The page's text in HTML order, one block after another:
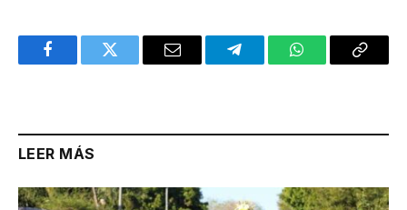
FacebookTwitter Email TelegramWhatsAppCopy
LEER MÁS